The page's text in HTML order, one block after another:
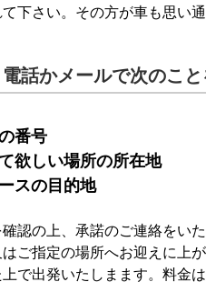
下さい。その方が車も思い
話かメールで次のこ
番号
欲しい場所の所在地
スの目的地
認の上、承諾のご連絡をいた
ご指定の場所へお迎えに上が
で出発いたしまます。料金